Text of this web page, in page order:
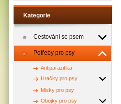
Kategorie
Cestování se psem
Potřeby pro psy
Antiparazitika
Hračky pro psy
Misky pro psy
Obojky pro psy